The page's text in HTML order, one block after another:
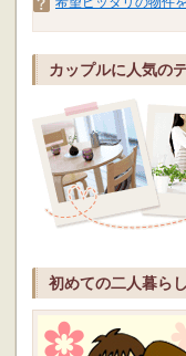
カップルに人気の
初めての二人暮ら